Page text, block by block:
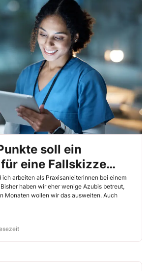
soll ein
eine Fallskizze
ich arbeiten als Praxisanleiterinnen bei einem
haben wir eher wenige Azubis betreut,
Monaten wollen wir das ausweiten. Auch